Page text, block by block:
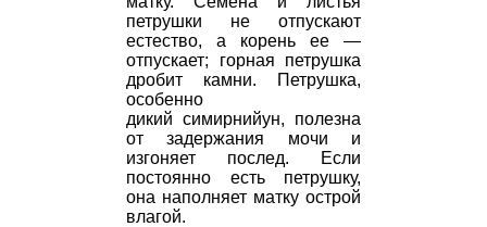
петрушки не отпускают
естество, а корень ее —
отпускает; горная петрушка
дробит камни. Петрушка,
особенно
дикий симирнийун, полезна
от задержания мочи и
изгоняет послед. Если
постоянно есть петрушку,
она наполняет матку острой
влагой.